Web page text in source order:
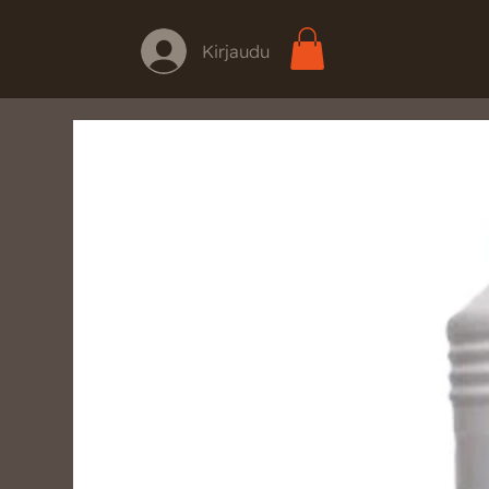
Kirjaudu